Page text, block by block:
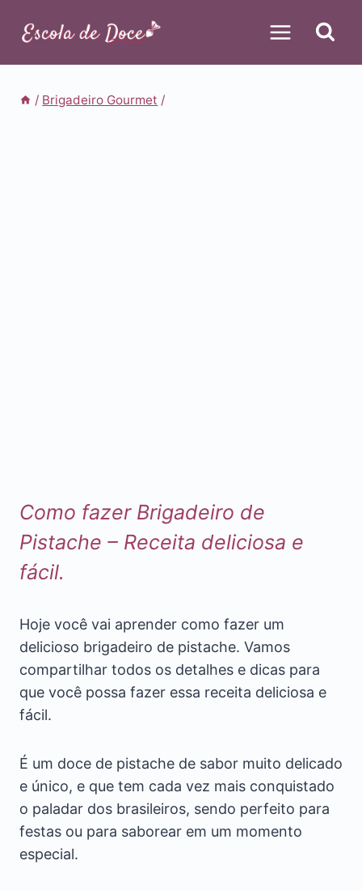
para
/ Brigadeiro Gourmet /
Como fazer Brigadeiro de
Pistache – Receita deliciosa e
fácil.
Hoje você vai aprender como fazer um
delicioso brigadeiro de pistache. Vamos
compartilhar todos os detalhes e dicas para
que você possa fazer essa receita deliciosa e
fácil.
É um doce de pistache de sabor muito delicado
e único, e que tem cada vez mais conquistado
o paladar dos brasileiros, sendo perfeito para
festas ou para saborear em um momento
especial.